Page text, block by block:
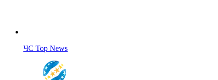
ЧС Top News